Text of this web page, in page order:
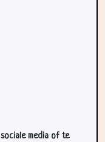
media of te